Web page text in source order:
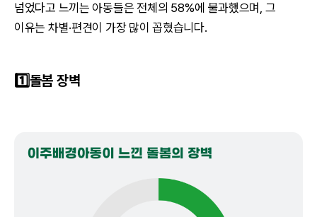
넘었다고 느끼는 아동들은 전체의 58%에 불과했으며, 그
이유는 차별·편견이 가장 많이 꼽혔습니다.
1️⃣돌봄 장벽